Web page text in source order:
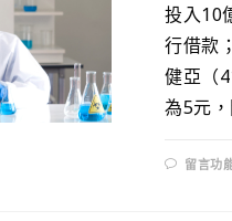
投入10
行借款
健亞（
為5元
留言功